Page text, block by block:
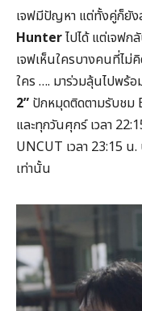
เจฟมีปัญหา แต่ทั้งคู่ก็ยัง
Hunterไปได้ แต่เจฟ
เจฟเห็นใครบางคนที่ไม่
ใคร …. มาร่วมลุ้นไปพร้
2” ปักหมุดติดตามรับชม
และทุกวันศุกร์ เวลา
UNCUT เวลา 23:15 น
เท่านั้น